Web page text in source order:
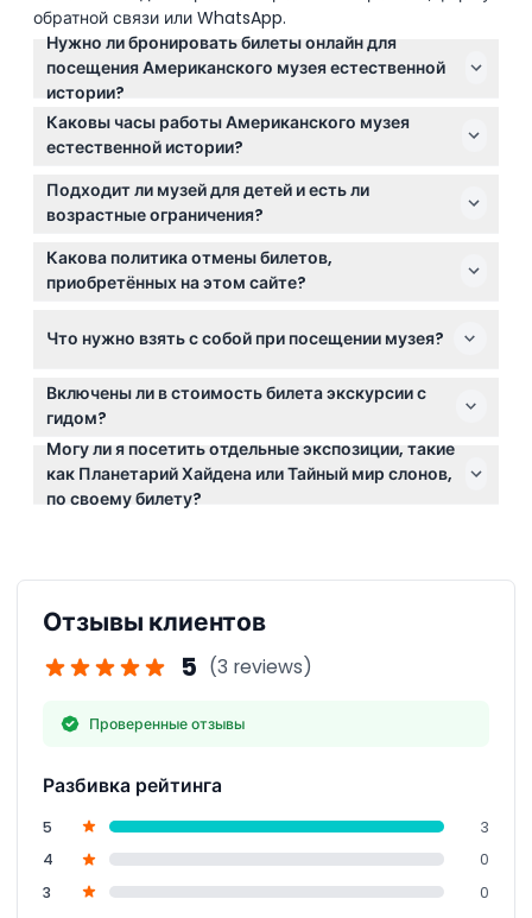
обратной связи или WhatsApp.
Нужно ли бронировать билеты онлайн для
посещения Американского музея естественной
истории?
Да, все посетители должны заранее забронировать
билеты с указанием времени входа на этом сайте
перед визитом в музей.
Каковы часы работы Американского музея
естественной истории?
Музей открыт ежедневно с 10:00 до 17:30, за
исключением Дня благодарения и Рождества
(возможно изменение — пожалуйста, уточняйте при
бронировании).
Подходит ли музей для детей и есть ли
возрастные ограничения?
Дети в возрасте от 0 до 12 лет должны находиться в
сопровождении взрослого, оплатившего билет, вход
для детей от 0 до 2 лет бесплатный.
Какова политика отмены билетов,
приобретённых на этом сайте?
возврат денег или изменение билетов после
Что нужно взять с собой при посещении музея?
Возьмите распечатанный или электронный билет с
указанием времени входа, действительное
удостоверение личности, если вы используете
тариф «житель платит сколько хочет», а также
удобную обувь для ходьбы.
Включены ли в стоимость билета экскурсии с
гидом?
Нет, экскурсии с гидами не включены; ваш билет
покрывает только общий вход в музей.
Могу ли я посетить отдельные экспозиции, такие
как Планетарий Хайдена или Тайный мир слонов,
по своему билету?
Общий вход включает доступ к постоянным
Отзывы клиентов
5 (3 reviews)
Проверенные отзывы
Разбивка рейтинга
5
3
4
0
3
0